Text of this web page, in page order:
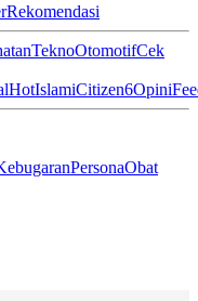
Rekomendasi
TeknoOtomotifCek
HotIslamiCitizen6Opini
PersonaObat